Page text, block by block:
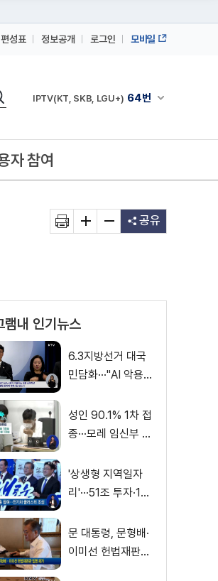
편성표 정보공개 로그인 모바일
채널안내 펼쳐
IPTV(KT, SKB, LGU+) 64번
IPTV(KT, SKB, LGU+)
자 참여
공유
램내 인기뉴스
6.3지방선거 대국
민담화···"AI 악용
성인 90.1% 1차 접
종···모레 임신부 사
'상생형 지역일자
리'···51조 투자·13
문 대통령, 문형배·
이미선 헌법재판관